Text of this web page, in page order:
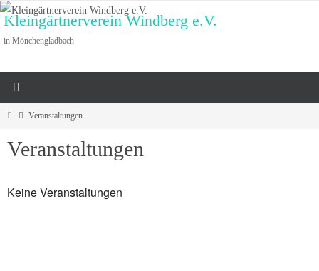
Zum
Inhalt
springen
Kleingärtnerverein Windberg e.V.
in Mönchengladbach
StartVeranstaltungen
Veranstaltungen
Keine Veranstaltungen